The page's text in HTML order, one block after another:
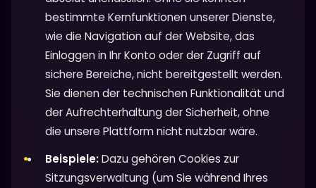
bestimmte Kernfunktionen unserer Dienste,
wie die Navigation auf der Website, das
Einloggen in Ihr Konto oder der Zugriff auf
sichere Bereiche, nicht bereitgestellt werden.
Sie dienen der technischen Funktionalität und
der Aufrechterhaltung der Sicherheit, ohne
die unsere Plattform nicht nutzbar wäre.
Beispiele:Dazu gehören Cookies zur
Sitzungsverwaltung (um Sie während Ihres